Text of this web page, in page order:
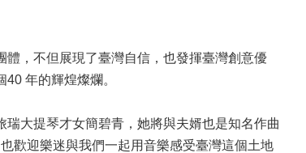
，不但展現了臺灣自信，也發揮臺灣創意優
年的輝煌燦爛。
大提琴才女簡碧青，她將與夫婿也是知名作曲
歡迎樂迷與我們一起用音樂感受臺灣這個土地